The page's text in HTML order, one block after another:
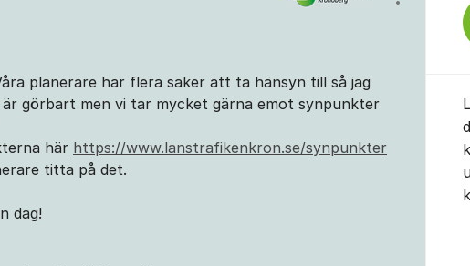
planerare har flera saker att ta hänsyn till så jag
görbart men vi tar mycket gärna emot synpunkter
här https://www.lanstrafikenkron.se/synpunkter
titta på det.
dag!